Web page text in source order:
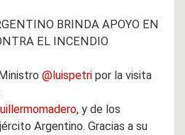
BRINDA APOYO EN
EL INCENDIO
@luispetri por la visita
, y de los
Argentino. Gracias a su